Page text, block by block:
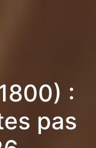
:
pas